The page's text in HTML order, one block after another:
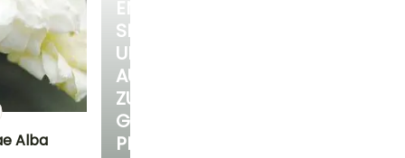
ENTDECKEN
SIE
UNSERE
AUSWAHL
ZU
GÜNSTIGEN
PREISEN
Alba